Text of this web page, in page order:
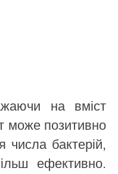
на вміст
може позитивно
числа бактерій,
ефективно.